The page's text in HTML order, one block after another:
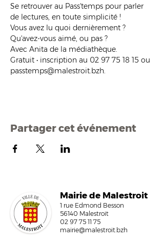
Se retrouver au Pass'temps pour parler
de lectures, en toute simplicité !
Vous avez lu quoi dernièrement ?
Qu'avez-vous aimé, ou pas ?
Avec Anita de la médiathèque.
Gratuit • inscription au 02 97 75 18 15 ou
passtemps@malestroit.bzh.
Partager cet événement
Mairie de Malestroit
1 rue Edmond Besson
56140 Malestroit
02 97 75 11 75
mairie@malestroit.bzh